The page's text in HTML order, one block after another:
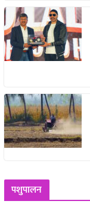
पशुपालन